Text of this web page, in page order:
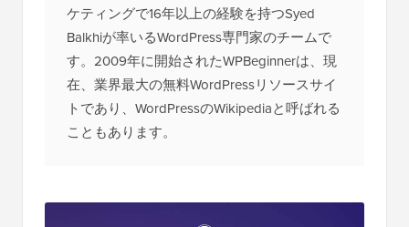
ケティングで16年以上の経験を持つSyed
Balkhiが率いるWordPress専門家のチームで
す。2009年に開始されたWPBeginnerは、現
在、業界最大の無料WordPressリソースサイ
トであり、WordPressのWikipediaと呼ばれる
こともあります。